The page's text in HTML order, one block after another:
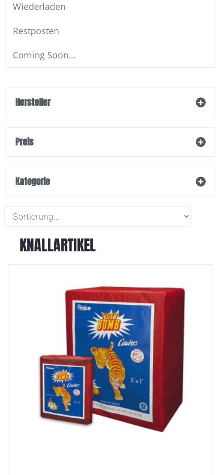
Wiederladen
Restposten
Coming Soon…
Hersteller
Preis
Kategorie
KNALLARTIKEL